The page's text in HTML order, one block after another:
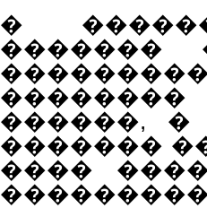
�
�������
������, �
�������
����